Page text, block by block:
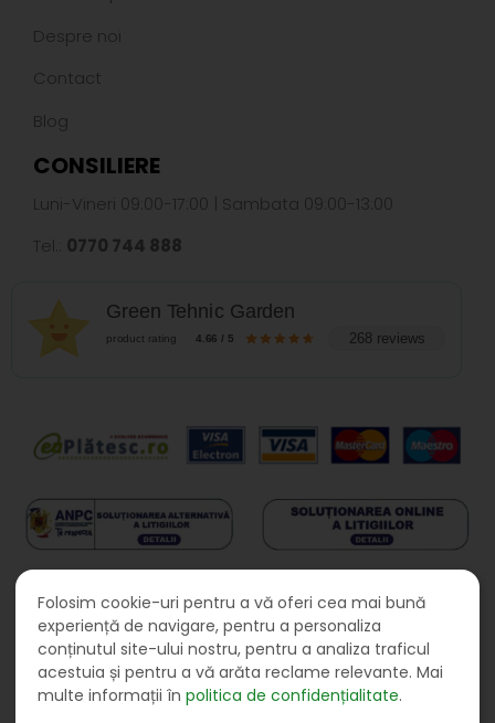
Despre noi
Contact
Blog
CONSILIERE
Luni-Vineri 09:00-17:00 | Sambata 09:00-13:00
Tel.: 0770 744 888
Green Tehnic Garden
product rating 4.66 / 5 268 reviews
Folosim cookie-uri pentru a vă oferi cea mai bună
experiență de navigare, pentru a personaliza
conținutul site-ului nostru, pentru a analiza traficul
acestuia și pentru a vă arăta reclame relevante. Mai
multe informații în politica de confidențialitate.